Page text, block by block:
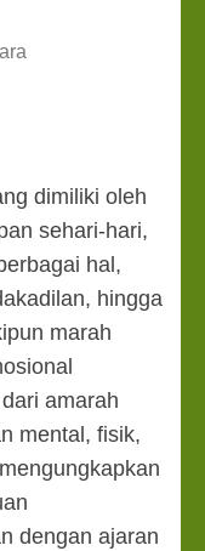
dimiliki oleh
sehari-hari,
hal,
hingga
marah
amarah
mental, fisik,
dengan ajaran